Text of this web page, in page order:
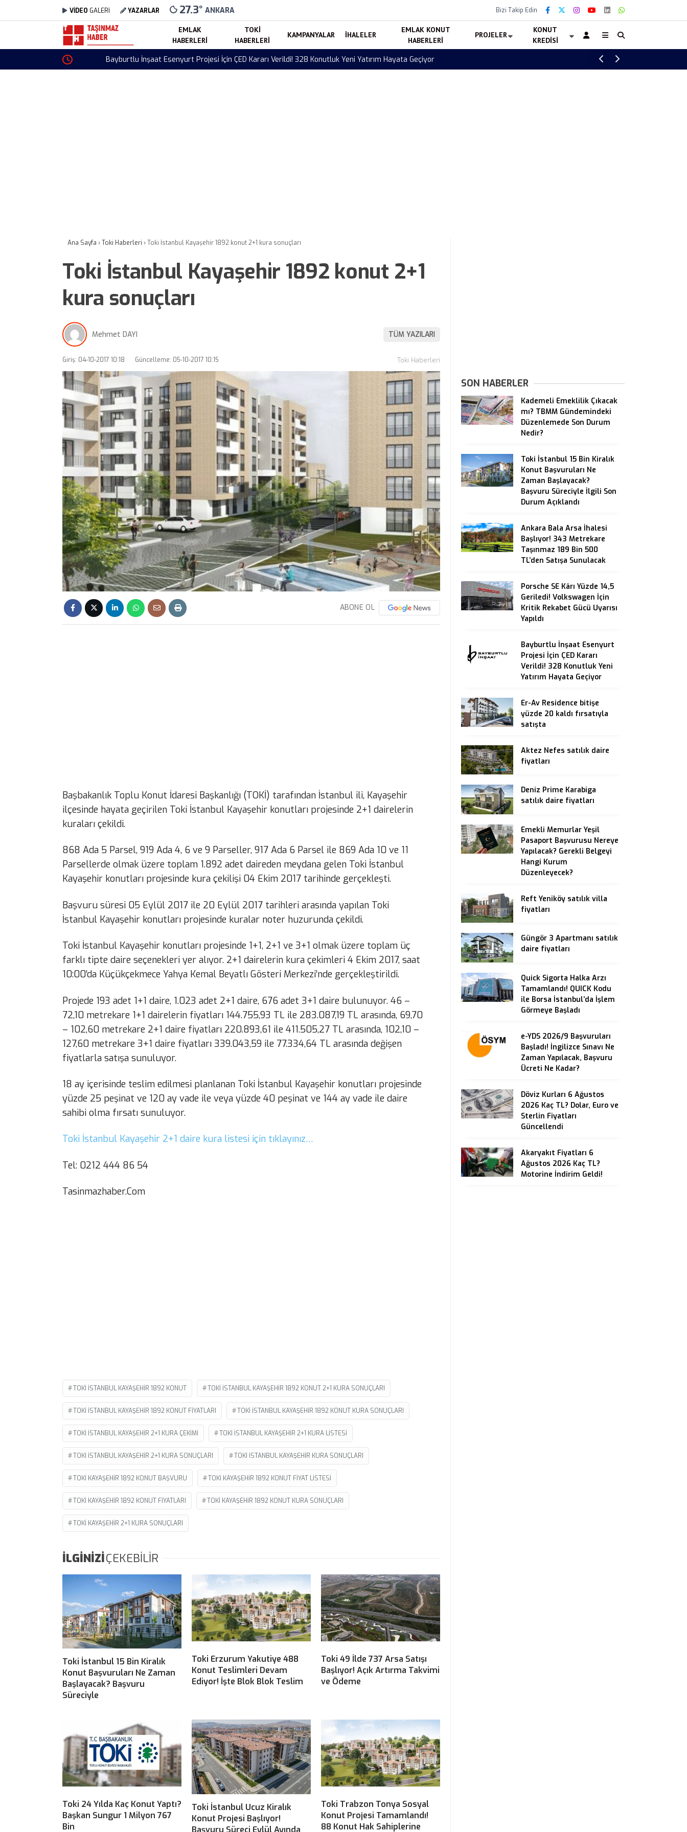
VİDEO GALERİ YAZARLAR 27.3° ANKARA Bizi Takip Edin
EMLAK
HABERLERI
TOKI
HABERLERI
KAMPANYALAR İHALELER
EMLAK KONUT
HABERLERI
PROJELER
KONUT
KREDISI
Bayburtlu İnşaat Esenyurt Projesi İçin ÇED Kararı Verildi! 328 Konutluk Yeni Yatırım Hayata Geçiyor Er-Av Residence bitişe yüzde 20 kaldı
Ana Sayfa ›Toki Haberleri ›Toki İstanbul Kayaşehir 1892 konut 2+1 kura sonuçları
Toki İstanbul Kayaşehir 1892 konut 2+1
kura sonuçları
Mehmet DAYI TÜM YAZILARI
Giriş: 04-10-2017 10:18 Güncelleme: 05-10-2017 10:15 Toki Haberleri
ABONE OL
Başbakanlık Toplu Konut İdaresi Başkanlığı (TOKİ) tarafından İstanbul ili, Kayaşehir
ilçesinde hayata geçirilen Toki İstanbul Kayaşehir konutları projesinde 2+1 dairelerin
kuraları çekildi.
868 Ada 5 Parsel, 919 Ada 4, 6 ve 9 Parseller, 917 Ada 6 Parsel ile 869 Ada 10 ve 11
Parsellerde olmak üzere toplam 1.892 adet daireden meydana gelen Toki İstanbul
Kayaşehir konutları projesinde kura çekilişi 04 Ekim 2017 tarihinde gerçekleşti.
Başvuru süresi 05 Eylül 2017 ile 20 Eylül 2017 tarihleri arasında yapılan Toki
İstanbul Kayaşehir konutları projesinde kuralar noter huzurunda çekildi.
Toki İstanbul Kayaşehir konutları projesinde 1+1, 2+1 ve 3+1 olmak üzere toplam üç
farklı tipte daire seçenekleri yer alıyor. 2+1 dairelerin kura çekimleri 4 Ekim 2017, saat
10:00’da Küçükçekmece Yahya Kemal Beyatlı Gösteri Merkezi’nde gerçekleştirildi.
Projede 193 adet 1+1 daire, 1.023 adet 2+1 daire, 676 adet 3+1 daire bulunuyor. 46 –
72,10 metrekare 1+1 dairelerin fiyatları 144.755,93 TL ile 283.087,19 TL arasında, 69,70
– 102,60 metrekare 2+1 daire fiyatları 220.893,61 ile 411.505,27 TL arasında, 102,10 –
127,60 metrekare 3+1 daire fiyatları 339.043,59 ile 77.334,64 TL arasında değişen
fiyatlarla satışa sunuluyor.
18 ay içerisinde teslim edilmesi planlanan Toki İstanbul Kayaşehir konutları projesinde
yüzde 25 peşinat ve 120 ay vade ile veya yüzde 40 peşinat ve 144 ay vade ile daire
sahibi olma fırsatı sunuluyor.
Toki İstanbul Kayaşehir 2+1 daire kura listesi için tıklayınız…
Tel: 0212 444 86 54
Tasinmazhaber.Com
TOKI ISTANBUL KAYAŞEHIR 1892 KONUT TOKI ISTANBUL KAYAŞEHIR 1892 KONUT 2+1 KURA SONUÇLARI
TOKI ISTANBUL KAYAŞEHIR 1892 KONUT FIYATLARI TOKI ISTANBUL KAYAŞEHIR 1892 KONUT KURA SONUÇLARI
TOKI ISTANBUL KAYAŞEHIR 2+1 KURA ÇEKIMI TOKI ISTANBUL KAYAŞEHIR 2+1 KURA LISTESI
TOKI ISTANBUL KAYAŞEHIR 2+1 KURA SONUÇLARI TOKI ISTANBUL KAYAŞEHIR KURA SONUÇLARI
TOKI KAYAŞEHIR 1892 KONUT BAŞVURU TOKI KAYAŞEHIR 1892 KONUT FIYAT LISTESI
TOKI KAYAŞEHIR 1892 KONUT FIYATLARI TOKI KAYAŞEHIR 1892 KONUT KURA SONUÇLARI
TOKI KAYAŞEHIR 2+1 KURA SONUÇLARI
İLGİNİZİÇEKEBİLİR
Toki İstanbul 15 Bin Kiralık
Konut Başvuruları Ne Zaman
Başlayacak? Başvuru
Süreciyle
Toki Erzurum Yakutiye 488
Konut Teslimleri Devam
Ediyor! İşte Blok Blok Teslim
Toki 49 İlde 737 Arsa Satışı
Başlıyor! Açık Artırma Takvimi
ve Ödeme
Toki 24 Yılda Kaç Konut Yaptı?
Başkan Sungur 1 Milyon 767
Bin
Toki İstanbul Ucuz Kiralık
Konut Projesi Başlıyor!
Başvuru Süreci Eylül Ayında
Toki Trabzon Tonya Sosyal
Konut Projesi Tamamlandı!
88 Konut Hak Sahiplerine
SON HABERLER
Kademeli Emeklilik Çıkacak
mı? TBMM Gündemindeki
Düzenlemede Son Durum
Nedir?
Toki İstanbul 15 Bin Kiralık
Konut Başvuruları Ne
Zaman Başlayacak?
Başvuru Süreciyle İlgili Son
Durum Açıklandı
Ankara Bala Arsa İhalesi
Başlıyor! 343 Metrekare
Taşınmaz 189 Bin 500
TL’den Satışa Sunulacak
Porsche SE Kârı Yüzde 14,5
Geriledi! Volkswagen İçin
Kritik Rekabet Gücü Uyarısı
Yapıldı
Bayburtlu İnşaat Esenyurt
Projesi İçin ÇED Kararı
Verildi! 328 Konutluk Yeni
Yatırım Hayata Geçiyor
Er-Av Residence bitişe
yüzde 20 kaldı fırsatıyla
satışta
Aktez Nefes satılık daire
fiyatları
Deniz Prime Karabiga
satılık daire fiyatları
Emekli Memurlar Yeşil
Pasaport Başvurusu Nereye
Yapılacak? Gerekli Belgeyi
Hangi Kurum
Düzenleyecek?
Reft Yeniköy satılık villa
fiyatları
Güngör 3 Apartmanı satılık
daire fiyatları
Quick Sigorta Halka Arzı
Tamamlandı! QUICK Kodu
ile Borsa İstanbul’da İşlem
Görmeye Başladı
e-YDS 2026/9 Başvuruları
Başladı! İngilizce Sınavı Ne
Zaman Yapılacak, Başvuru
Ücreti Ne Kadar?
Döviz Kurları 6 Ağustos
2026 Kaç TL? Dolar, Euro ve
Sterlin Fiyatları
Güncellendi
Akaryakıt Fiyatları 6
Ağustos 2026 Kaç TL?
Motorine İndirim Geldi!